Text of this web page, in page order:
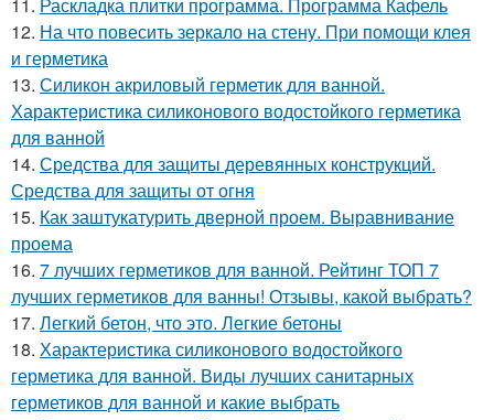
12. На что повесить зеркало на стену. При помощи клея
и герметика
13. Силикон акриловый герметик для ванной.
Характеристика силиконового водостойкого герметика
для ванной
14. Средства для защиты деревянных конструкций.
Средства для защиты от огня
15. Как заштукатурить дверной проем. Выравнивание
проема
16. 7 лучших герметиков для ванной. Рейтинг ТОП 7
лучших герметиков для ванны! Отзывы, какой выбрать?
17. Легкий бетон, что это. Легкие бетоны
18. Характеристика силиконового водостойкого
герметика для ванной. Виды лучших санитарных
герметиков для ванной и какие выбрать